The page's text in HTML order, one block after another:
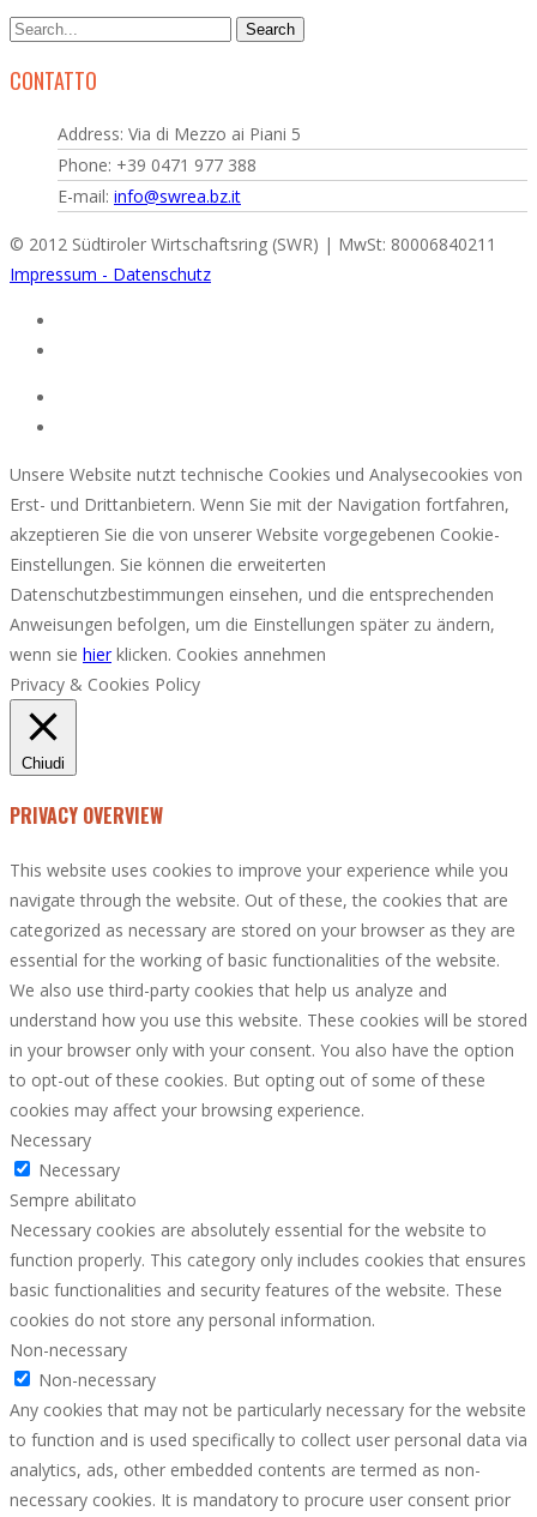
CONTATTO
Address: Via di Mezzo ai Piani 5
Phone: +39 0471 977 388
E-mail: info@swrea.bz.it
© 2012 Südtiroler Wirtschaftsring (SWR) | MwSt: 80006840211
Impressum - Datenschutz
Unsere Website nutzt technische Cookies und Analysecookies von
Erst- und Drittanbietern. Wenn Sie mit der Navigation fortfahren,
akzeptieren Sie die von unserer Website vorgegebenen Cookie-
Einstellungen. Sie können die erweiterten
Datenschutzbestimmungen einsehen, und die entsprechenden
Anweisungen befolgen, um die Einstellungen später zu ändern,
wenn sie hierklicken. Cookies annehmen
Privacy & Cookies Policy
Chiudi
PRIVACY OVERVIEW
This website uses cookies to improve your experience while you
navigate through the website. Out of these, the cookies that are
categorized as necessary are stored on your browser as they are
essential for the working of basic functionalities of the website.
We also use third-party cookies that help us analyze and
understand how you use this website. These cookies will be stored
in your browser only with your consent. You also have the option
to opt-out of these cookies. But opting out of some of these
cookies may affect your browsing experience.
Necessary
Necessary
Sempre abilitato
Necessary cookies are absolutely essential for the website to
function properly. This category only includes cookies that ensures
basic functionalities and security features of the website. These
cookies do not store any personal information.
Non-necessary
Non-necessary
Any cookies that may not be particularly necessary for the website
to function and is used specifically to collect user personal data via
analytics, ads, other embedded contents are termed as non-
necessary cookies. It is mandatory to procure user consent prior